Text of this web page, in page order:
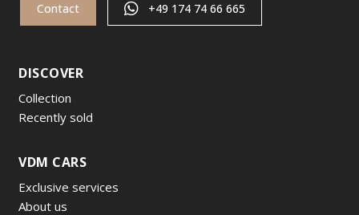
Contact +49 174 74 66 665
DISCOVER
Collection
Recently sold
VDM CARS
Exclusive services
About us